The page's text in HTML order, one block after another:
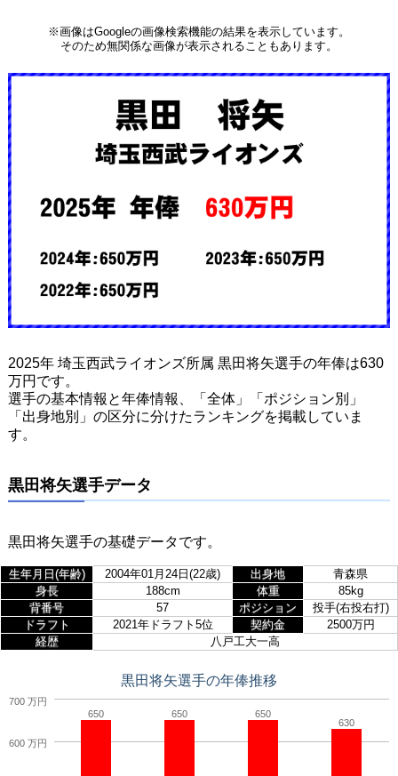
※画像はGoogleの画像検索機能の結果を表示しています。
そのため無関係な画像が表示されることもあります。
2025年 埼玉西武ライオンズ所属 黒田将矢選手の年俸は630
万円です。
選手の基本情報と年俸情報、「全体」「ポジション別」
「出身地別」の区分に分けたランキングを掲載していま
す。
黒田将矢選手データ
黒田将矢選手の基礎データです。
生年月日(年齢) 2004年01月24日(22歳) 出身地
青森県
身長
188cm 体重
85kg
背番号
57 ポジション
投手(右投右打)
ドラフト
2021年ドラフト5位 契約金
2500万円
経歴
八戸工大一高
黒田将矢選手の年俸推移
650 650
650
630
600 万円
700 万円